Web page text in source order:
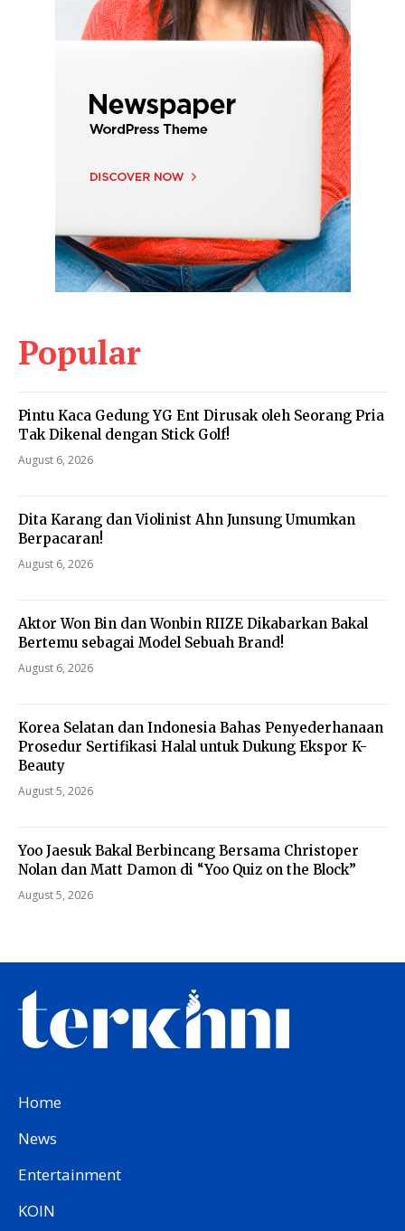
Popular
Pintu Kaca Gedung YG Ent Dirusak oleh Seorang Pria
Tak Dikenal dengan Stick Golf!
August 6, 2026
Dita Karang dan Violinist Ahn Junsung Umumkan
Berpacaran!
August 6, 2026
Aktor Won Bin dan Wonbin RIIZE Dikabarkan Bakal
Bertemu sebagai Model Sebuah Brand!
August 6, 2026
Korea Selatan dan Indonesia Bahas Penyederhanaan
Prosedur Sertifikasi Halal untuk Dukung Ekspor K-
Beauty
August 5, 2026
Yoo Jaesuk Bakal Berbincang Bersama Christoper
Nolan dan Matt Damon di “Yoo Quiz on the Block”
August 5, 2026
Home
News
Entertainment
KOIN